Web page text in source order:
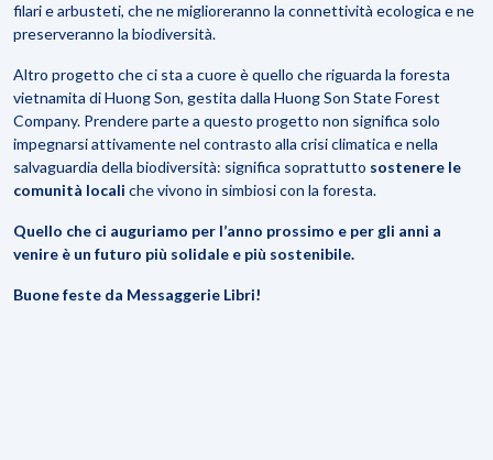
filari e arbusteti, che ne miglioreranno la connettività ecologica e ne
preserveranno la biodiversità.
Altro progetto che ci sta a cuore è quello che riguarda la foresta
vietnamita diHuong Son, gestita dalla Huong Son State Forest
Company. Prendere parte a questo progetto non significa solo
impegnarsi attivamente nel contrasto alla crisi climatica e nella
salvaguardia della biodiversità: significa soprattutto sostenere le
comunità locali che vivono in simbiosi con la foresta.
Quello che ci auguriamo per l’anno prossimo e per gli anni a
venire è un futuro più solidale e più sostenibile.
Buone feste da Messaggerie Libri!